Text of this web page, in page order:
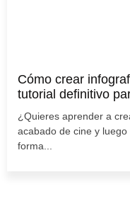
Cómo crear
tutorial definitivo
¿Quieres aprender a
acabado de cine y
forma...